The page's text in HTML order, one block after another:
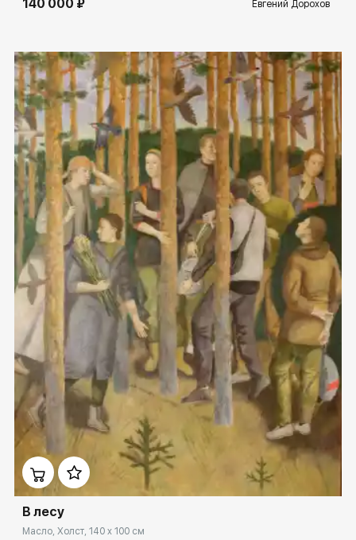
140 000 ₽ Евгений Дорохов
Домен: ekb.rakovgallery.ru
В лесу
Масло, Холст, 140 x 100 см